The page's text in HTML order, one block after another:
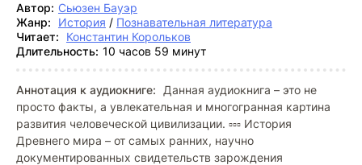
Автор: Сьюзен Бауэр
Жанр:
История / Познавательная литература
Читает:
Константин Корольков
Длительность: 10 часов 59 минут
Аннотация к аудиокниге:
Данная аудиокнига – это не
просто факты, а увлекательная и многогранная картина
развития человеческой цивилизации. ▫️▫️▫️ История
Древнего мира – от самых ранних, научно
документированных свидетельств зарождения